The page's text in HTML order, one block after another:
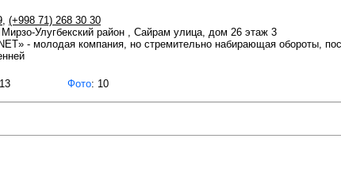
, (+998 71) 268 30 30
Мирзо-Улугбекский район , Сайрам улица, дом 26 этаж 3
- молодая компания, но стремительно набирающая обороты,
Фото: 10